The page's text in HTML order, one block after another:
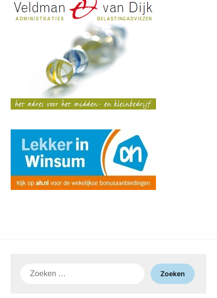
Zoeken